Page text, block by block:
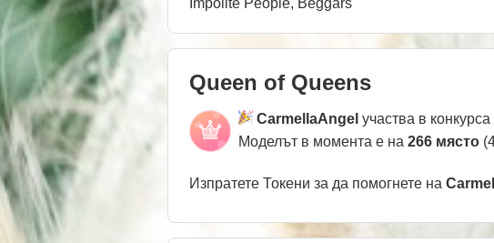
Impolite People, Beggars
Queen of Queens
CarmellaAngel участва в конкурса
Моделът в момента е на 266 място
Изпратете Токени за да помогнете на